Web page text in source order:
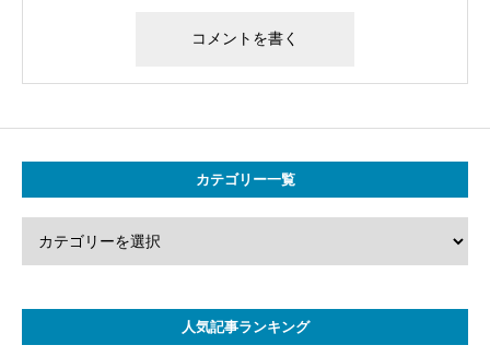
カテゴリー一覧
人気記事ランキング